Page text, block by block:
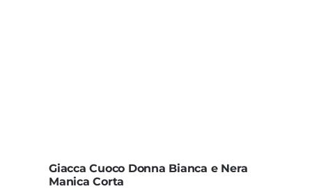
Giacca Cuoco Donna Bianca e Nera
Manica Corta